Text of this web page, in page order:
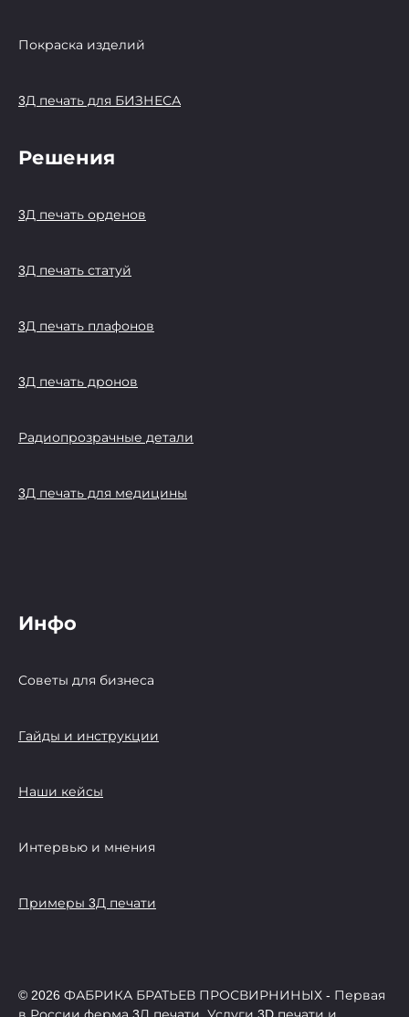
Покраска изделий
3Д печать для БИЗНЕСА
Решения
3Д печать орденов
3Д печать статуй
3Д печать плафонов
3Д печать дронов
Радиопрозрачные детали
3Д печать для медицины
Инфо
Советы для бизнеса
Гайды и инструкции
Наши кейсы
Интервью и мнения
Примеры 3Д печати
© 2026 ФАБРИКА БРАТЬЕВ ПРОСВИРНИНЫХ - Первая
в России ферма 3Д печати, Услуги 3D печати и